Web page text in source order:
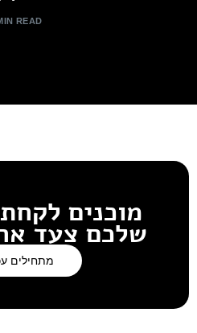
MIN READ
מוכנים
שלכם צעד
מתחילים